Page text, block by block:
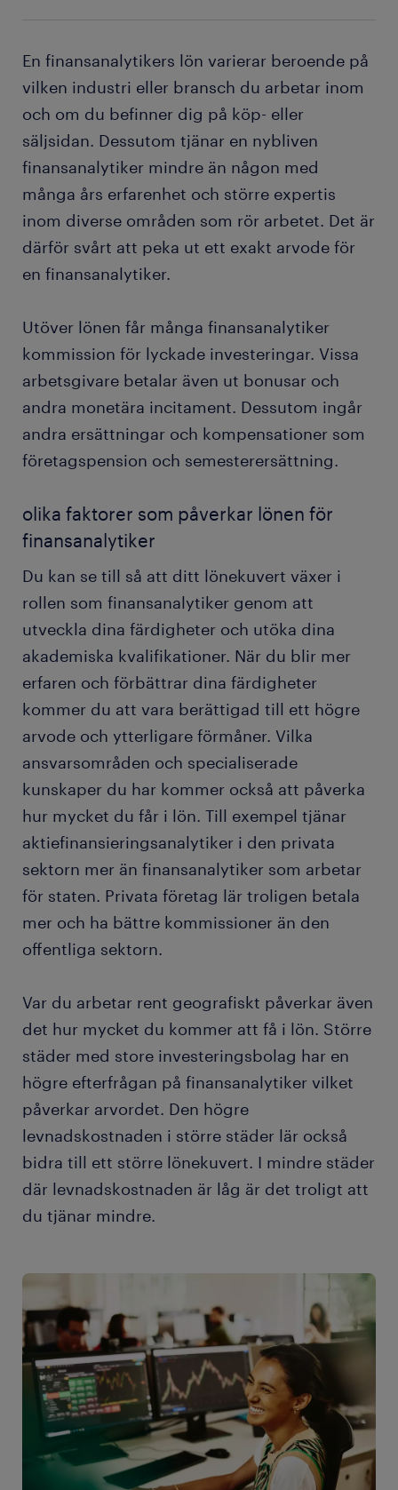
En finansanalytikers lön varierar beroende på
vilken industri eller bransch du arbetar inom
och om du befinner dig på köp- eller
säljsidan. Dessutom tjänar en nybliven
finansanalytiker mindre än någon med
många års erfarenhet och större expertis
inom diverse områden som rör arbetet. Det är
därför svårt att peka ut ett exakt arvode för
en finansanalytiker.
Utöver lönen får många finansanalytiker
kommission för lyckade investeringar. Vissa
arbetsgivare betalar även ut bonusar och
andra monetära incitament. Dessutom ingår
andra ersättningar och kompensationer som
företagspension och semesterersättning.
olika faktorer som påverkar lönen för
finansanalytiker
Du kan se till så att ditt lönekuvert växer i
rollen som finansanalytiker genom att
utveckla dina färdigheter och utöka dina
akademiska kvalifikationer. När du blir mer
erfaren och förbättrar dina färdigheter
kommer du att vara berättigad till ett högre
arvode och ytterligare förmåner. Vilka
ansvarsområden och specialiserade
kunskaper du har kommer också att påverka
hur mycket du får i lön. Till exempel tjänar
aktiefinansieringsanalytiker i den privata
sektorn mer än finansanalytiker som arbetar
för staten. Privata företag lär troligen betala
mer och ha bättre kommissioner än den
offentliga sektorn.
Var du arbetar rent geografiskt påverkar även
det hur mycket du kommer att få i lön. Större
städer med store investeringsbolag har en
högre efterfrågan på finansanalytiker vilket
påverkar arvordet. Den högre
levnadskostnaden i större städer lär också
bidra till ett större lönekuvert. I mindre städer
där levnadskostnaden är låg är det troligt att
du tjänar mindre.